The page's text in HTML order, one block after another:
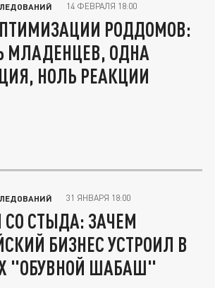
14 ФЕВРАЛЯ 18:00
РОДДОМОВ:
МЛАДЕНЦЕВ, ОДНА
НОЛЬ РЕАКЦИИ
31 ЯНВАРЯ 18:00
СО СТЫДА: ЗАЧЕМ
БИЗНЕС УСТРОИЛ В
"ОБУВНОЙ ШАБАШ"